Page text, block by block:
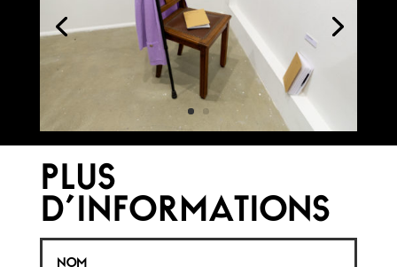
PLUS
D'INFORMATIONS